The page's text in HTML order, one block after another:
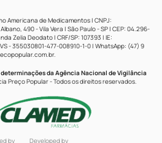
Americana de Medicamentos | CNPJ:
490 - Vila Vera | São Paulo - SP | CEP: 04.296-
Zelia Deodato | CRF/SP: 107393 | IE:
- 355030801-477-008910-1-0 | WhatsApp: (47) 9
.
da Agência Nacional de Vigilância
Preço Popular - Todos os direitos reservados.
by Developed by